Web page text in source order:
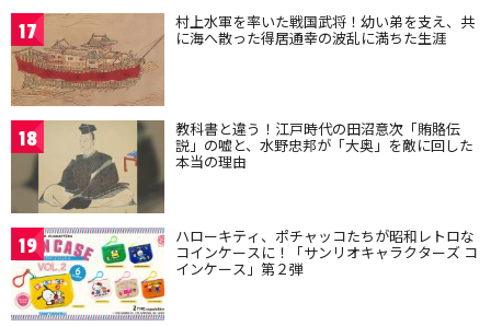
17 村上水軍を率いた戦国武将！幼い弟を支え、共
に海へ散った得居通幸の波乱に満ちた生涯
18 教科書と違う！江戸時代の田沼意次「賄賂伝
説」の嘘と、水野忠邦が「大奥」を敵に回した
本当の理由
19 ハローキティ、ポチャッコたちが昭和レトロな
コインケースに！「サンリオキャラクターズ コ
インケース」第２弾